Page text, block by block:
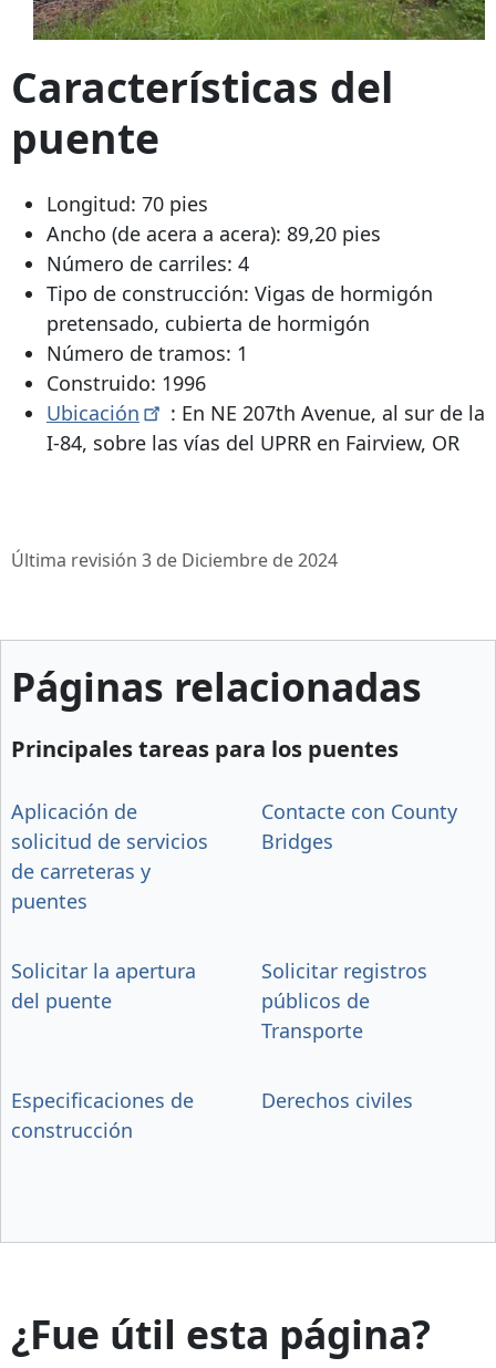
Características del
puente
Longitud: 70 pies
Ancho (de acera a acera): 89,20 pies
Número de carriles: 4
Tipo de construcción: Vigas de hormigón
pretensado, cubierta de hormigón
Número de tramos: 1
Construido: 1996
Ubicación
: En NE 207th Avenue, al sur de la
I-84, sobre las vías del UPRR en Fairview, OR
Última revisión 3 de Diciembre de 2024
Páginas relacionadas
Principales tareas para los puentes
Aplicación de
solicitud de servicios
de carreteras y
puentes
Contacte con County
Bridges
Solicitar la apertura
del puente
Solicitar registros
públicos de
Transporte
Especificaciones de
construcción
Derechos civiles
¿Fue útil esta página?